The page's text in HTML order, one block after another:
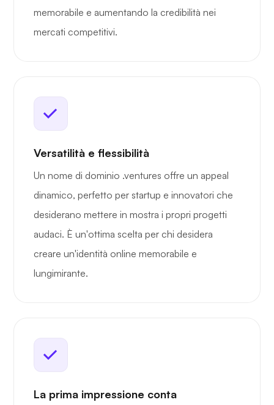
memorabile e aumentando la credibilità nei
mercati competitivi.
Versatilità e flessibilità
Un nome di dominio .ventures offre un appeal
dinamico, perfetto per startup e innovatori che
desiderano mettere in mostra i propri progetti
audaci. È un'ottima scelta per chi desidera
creare un'identità online memorabile e
lungimirante.
La prima impressione conta